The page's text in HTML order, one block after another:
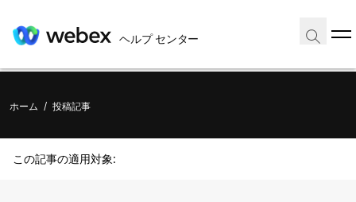
ヘルプ センター
ホーム / 投稿記事
この記事の適用対象: